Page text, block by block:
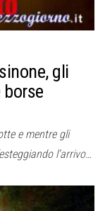
gli
e mentre gli
l’arrivo…